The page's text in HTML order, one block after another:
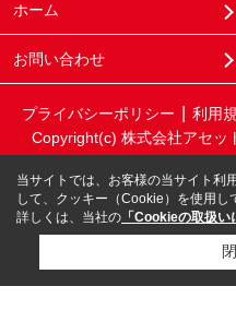
ホーム
お問い合わせ
プライバシーポリシー 利用
Copyright(c) 株式会社アセッ
当サイトでは、お客様の当サイト利
して、クッキー（Cookie）を使用し
詳しくは、当社の 「Cookieの取扱い